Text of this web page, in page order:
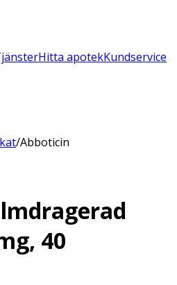
Hitta apotekKundservice
/Abboticin
40